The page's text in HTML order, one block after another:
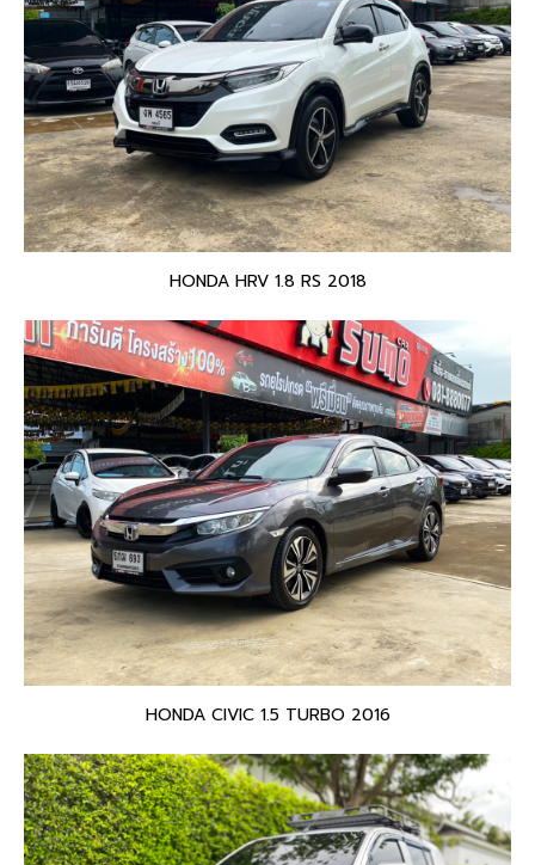
HONDA HRV 1.8 RS 2018
HONDA CIVIC 1.5 TURBO 2016